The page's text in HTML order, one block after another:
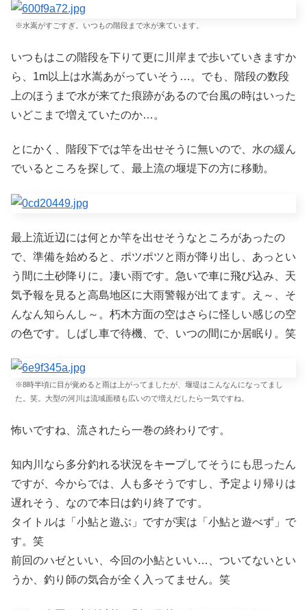
※水嵩がすごすぎ。いつもの階段まで水が来ています。
いつもはこの階段を下りて更に川岸まで歩いていきますか
ら、1m以上は水嵩あがっていそう…。でも、階段の数段
上のほうまで水が来てた痕跡があるので台風の時はいった
いどこまで増えていたのか…。
とにかく、階段下では竿を出せそうに無いので、水の緩ん
でいるところを探して、最上流の堰堤下の方に移動。
最上流近辺には何とか竿を出せそうなところがあったの
で、準備を始めると、ポツポツと雨が降り出し、あっとい
う間に土砂降りに。凄い雨です。急いで車に飛び込み、天
気予報を見ると高島地区に大雨警報が出てます。え～、そ
んなん知らんし～。朽木方面の空はさらに怪しい感じの空
の色です。しばし車で待機、で、いつの間にか居眠り。笑
※8時半頃に目が覚めると雨は上がってましたが、堰堤はこんなんになってまし
た。笑。大型の河川は流域面積も広いので増えだしたら一気ですね。
怖いですね、流されたら一巻の終わりです。
知内川なら多分釣れる状況をキープしてそうにも思ったん
ですが、今からでは、人も多そうですし、予定より帰りは
遅れそう、なので本日は釣り終了です。
タイトルは「小鮎と遊ぶ」ですが実は「小鮎と遊べず」で
す。笑
前回のハゼといい、今回の小鮎といい…、ついてないとい
うか、釣り師の気合が全く入ってません。笑